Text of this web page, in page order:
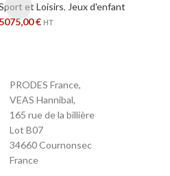
et Loisirs,Jeux d'enfant
€ HT
PRODES France,
VEAS Hannibal,
165 rue de la billière
Lot B07
34660 Cournonsec
France